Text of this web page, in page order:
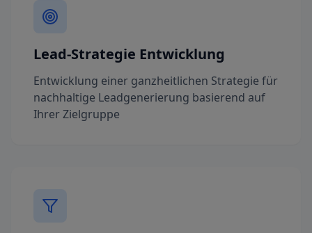
Lead-Strategie Entwicklung
Entwicklung einer ganzheitlichen Strategie für
nachhaltige Leadgenerierung basierend auf
Ihrer Zielgruppe